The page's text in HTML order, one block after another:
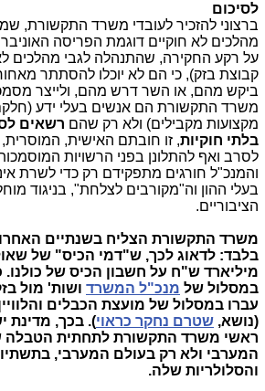
לסיכום
ברצוני להזכיר לעובדי משרד התקשורת,
מהלכים לא חוקיים דוגמת הפריסה
על רקע החקירה, שהתנהלה לגבי מהלכים
קבוצת בזק), כי הם לא יוכלו להסתתר
ביקש מהם, או השר דרש מהם, ולייצר
משרד התקשורת הם אנשים בעלי ידע (חלקם
מקצועות מקבילים) ולא רק שהם רשאים
בלתי חוקיות, זו חובתם האישית, המוסרית,
לסרב ואף להתלונן בפני הרשויות
והמנכ"ל חורגים מתפקידם רק כדי לשרת
בעלי ההון וה"מקורבים לצלחת", בניגוד
הציבוריים.
משרד התקשורת הצליח בשנתיים
מיליארד ש"ח על חשבון הכיס של
במסלול של מנכ"ל המשרד
(נושא, שטרם נחקר כראוי). בכך, מדינת
ראשי משרד התקשורת לתחתית הטבלה
המערבי ולא רק בעולם המערבי,
והסלולריות שלה.